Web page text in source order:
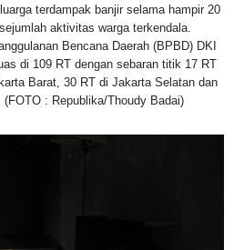
terdampak banjir selama hampir 20
aktivitas warga terkendala.
Bencana Daerah (BPBD) DKI
di 109 RT dengan sebaran titik 17 RT
Barat, 30 RT di Jakarta Selatan dan
: Republika/Thoudy Badai)